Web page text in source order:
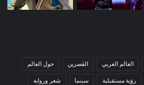
العالم العربي الڨصرين حول العالم
رؤية مستقبلية سينما شعر ورواية